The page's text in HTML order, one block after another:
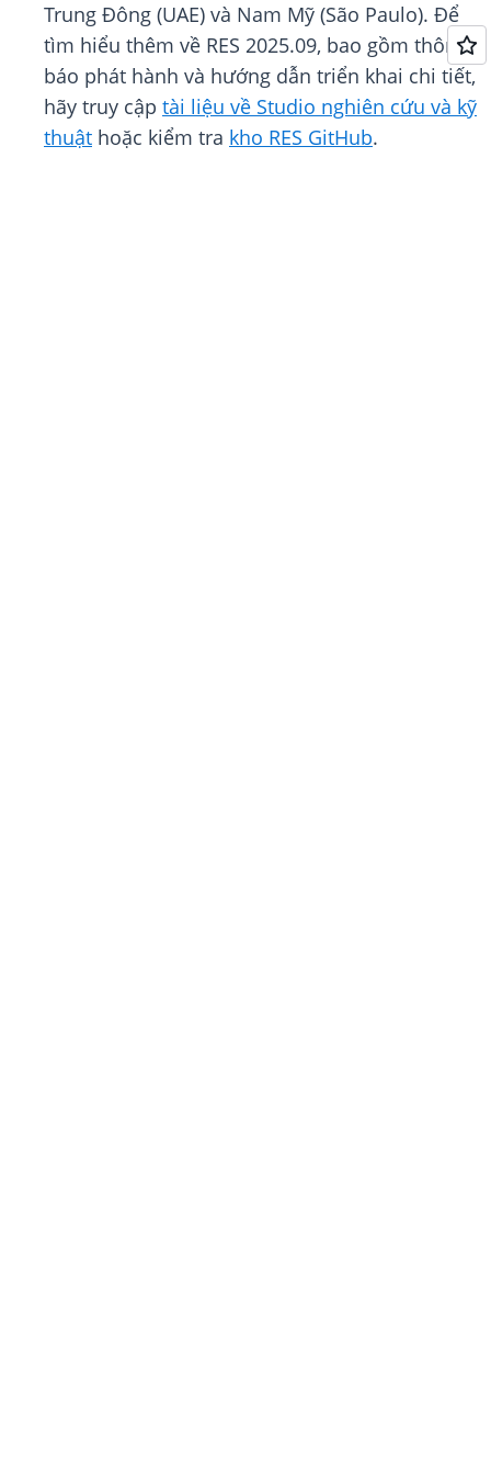
Trung Đông (UAE) và Nam Mỹ (São Paulo). Để
tìm hiểu thêm về RES 2025.09, bao gồm thông
báo phát hành và hướng dẫn triển khai chi tiết,
hãy truy cập tài liệu về Studio nghiên cứu và kỹ
thuật hoặc kiểm tra kho RES GitHub.